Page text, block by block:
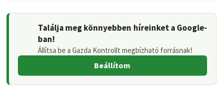
Találja meg könnyebben híreinket a Google-
ban!
Állítsa be a Gazda Kontrollt megbízható forrásnak!
Beállítom